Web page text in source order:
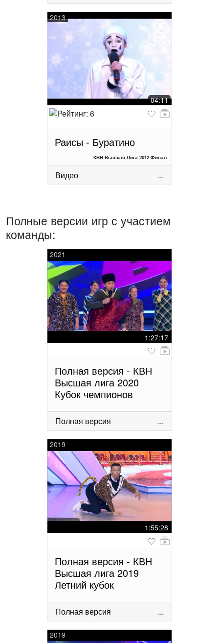
2013
04:11
Раисы - Буратино
КВН Высшая Лига 2012 Финал
Видео ...
Полные версии игр с участием
команды:
2021
1:27:17
Полная версия - КВН
Высшая лига 2020
Кубок чемпионов
Полная версия ...
2019
1:55:28
Полная версия - КВН
Высшая лига 2019
Летний кубок
Полная версия ...
2019